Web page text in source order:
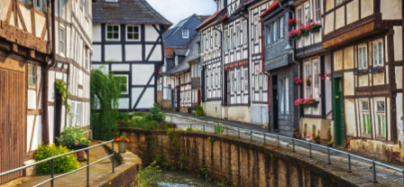
ASIA
ORIENTE
PROMOCIONES